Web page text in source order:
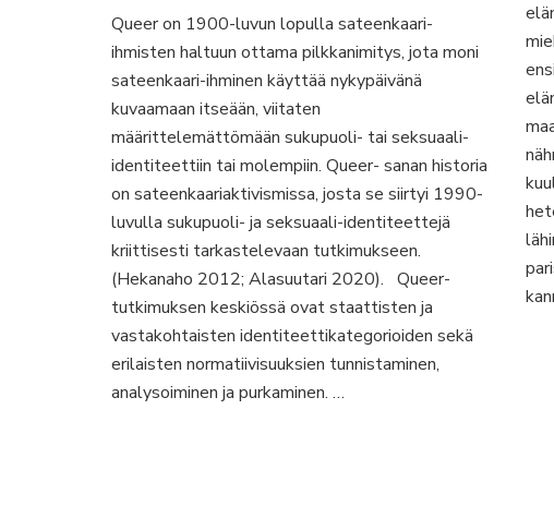
suhteita
normien
tuolla
Queer on 1900-luvun lopulla sateenkaari-
ihmisten haltuun ottama pilkkanimitys, jota moni
sateenkaari-ihminen käyttää nykypäivänä
kuvaamaan itseään, viitaten
määrittelemättömään sukupuoli- tai seksuaali-
identiteettiin tai molempiin. Queer- sanan historia
on sateenkaariaktivismissa, josta se siirtyi 1990-
luvulla sukupuoli- ja seksuaali-identiteettejä
kriittisesti tarkastelevaan tutkimukseen.
(Hekanaho 2012; Alasuutari 2020). Queer-
tutkimuksen keskiössä ovat staattisten ja
vastakohtaisten identiteettikategorioiden sekä
erilaisten normatiivisuuksien tunnistaminen,
analysoiminen ja purkaminen. …